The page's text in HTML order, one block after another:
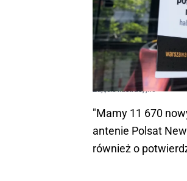
Zdjęcie ilustracyjne
"Mamy 11 670
antenie Polsat
również o